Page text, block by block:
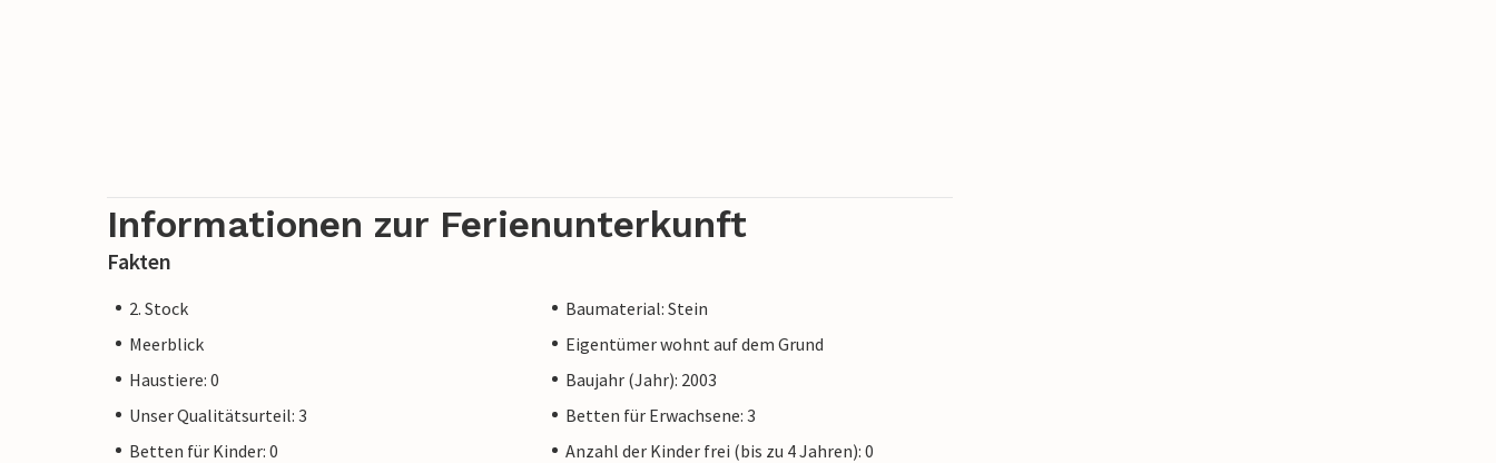
Informationen zur Ferienunterkunft
Fakten
2. Stock
Baumaterial: Stein
Meerblick
Eigentümer wohnt auf dem Grund
Haustiere: 0
Baujahr (Jahr): 2003
Unser Qualitätsurteil: 3
Betten für Erwachsene: 3
Betten für Kinder: 0
Anzahl der Kinder frei (bis zu 4 Jahren): 0